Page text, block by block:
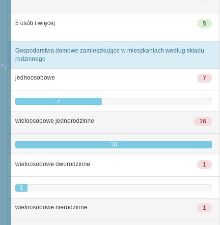
5
5 osób i więcej
Gospodarstwa domowe zamieszkujące w mieszkaniach według składu
rodzinnego
7
jednoosobowe
7
16
wieloosobowe jednorodzinne
16
1
wieloosobowe dwurodzinne
1
1
wieloosobowe nierodzinne